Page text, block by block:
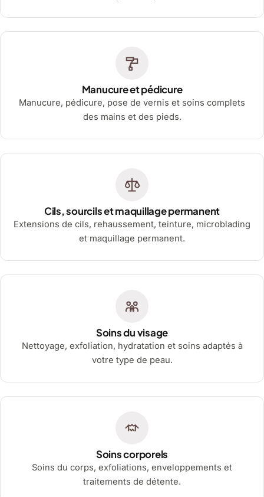
Manucure et pédicure
Manucure, pédicure, pose de vernis et soins complets
des mains et des pieds.
Cils, sourcils et maquillage permanent
Extensions de cils, rehaussement, teinture, microblading
et maquillage permanent.
Soins du visage
Nettoyage, exfoliation, hydratation et soins adaptés à
votre type de peau.
Soins corporels
Soins du corps, exfoliations, enveloppements et
traitements de détente.